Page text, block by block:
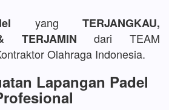
yangTERJANGKAU,
TERJAMIN dari TEAM
Olahraga Indonesia.
Lapangan Padel